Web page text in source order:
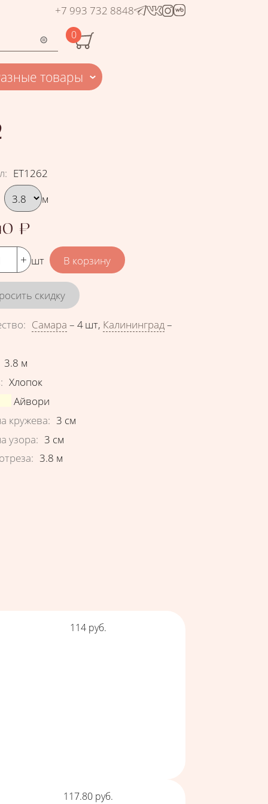
+7 993 732 8848
0
товары
: ЕТ1262
вариант
м
₽
шт
скидку
: Самара – 4 шт, Калининград–
3.8 м
: Хлопок
Айвори
кружева: 3 см
узора: 3 см
: 3.8 м
Цена
114 руб.
Цена
117.80 руб.